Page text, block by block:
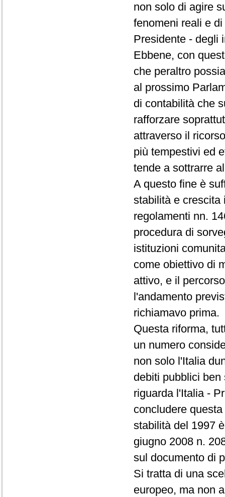
non solo di agire
fenomeni reali e
Presidente - degli
Ebbene, con
che peraltro
al prossimo
di contabilità che
rafforzare
attraverso il
più tempestivi ed
tende a sottrarre
A questo fine è
stabilità e crescita
regolamenti nn.
procedura di
istituzioni
come obiettivo di
attivo, e il
l'andamento
richiamavo prima.
Questa riforma,
un numero
non solo l'Italia
debiti pubblici
riguarda l'Italia -
concludere
stabilità del 1997
giugno 2008 n.
sul documento di
Si tratta di una
europeo, ma non